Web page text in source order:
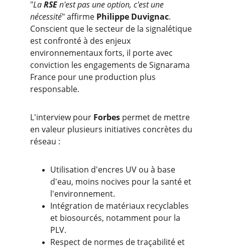
"La RSE n'est pas une option, c'est une
nécessité" affirme Philippe Duvignac.
Conscient que le secteur de la signalétique
est confronté à des enjeux
environnementaux forts, il porte avec
conviction les engagements de Signarama
France pour une production plus
responsable.
L'interview pour Forbes permet de mettre
en valeur plusieurs initiatives concrètes du
réseau :
Utilisation d'encres UV ou à base
d'eau, moins nocives pour la santé et
l'environnement.
Intégration de matériaux recyclables
et biosourcés, notamment pour la
PLV.
Respect de normes de traçabilité et